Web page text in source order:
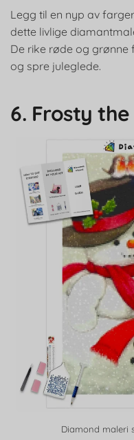
Legg til en nyp av
dette livlige
De rike røde og grønne
og spre juleglede.
6. Frosty
Diamond maleri